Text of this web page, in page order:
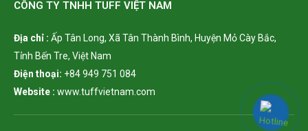
CÔNG TY TNHH TUFF VIỆT NAM
Địa chỉ : Ấp Tân Long, Xã Tân Thành Bình, Huyện Mỏ Cày Bắc,
Tỉnh Bến Tre, Việt Nam
Điện thoại: +84 949 751 084
Website : www.tuffvietnam.com